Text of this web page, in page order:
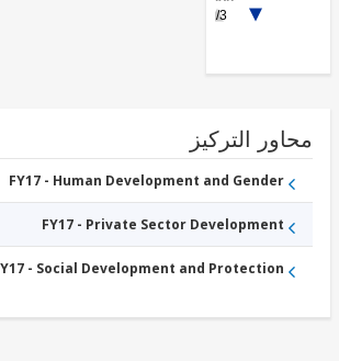
FY17 -
FY17 -
Public
Administration
- Social
التركيز
FY17 - Human Development and Gender
FY17 - Private Sector Development
FY17 - Social Development and Protection